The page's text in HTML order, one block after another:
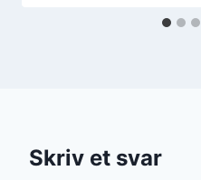
Skriv et svar